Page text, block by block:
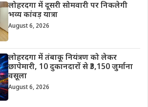
लोहरदगा में दूसरी सोमवारी पर निकलेगी
भव्य कांवड़ यात्रा
August 6, 2026
लोहरदगा में तंबाकू नियंत्रण को लेकर
छापेमारी, 10 दुकानदारों से ₹3,150 जुर्माना
वसूला
August 6, 2026